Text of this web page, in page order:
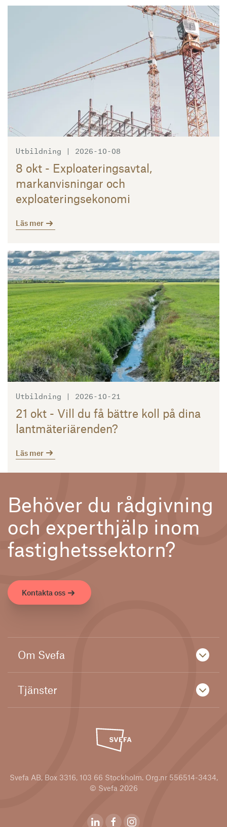
Utbildning | 2026-10-08
8 okt - Exploateringsavtal,
markanvisningar och
exploateringsekonomi
Läs mer
Utbildning | 2026-10-21
21 okt - Vill du få bättre koll på dina
lantmäteriärenden?
Läs mer
Läs mer
Behöver du rådgivning
och experthjälp inom
fastighetssektorn?
Kontakta oss
Om Svefa
Tjänster
Svefa AB, Box 3316, 103 66 Stockholm. Org.nr 556514-3434,
© Svefa 2026
Svefas Linkedin
Svefas Youtubekanal
Svefas Instagram